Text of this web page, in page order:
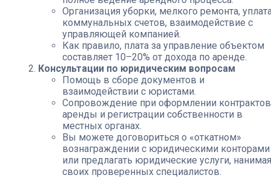
Организация уборки, мелкого ремонта,
коммунальных счетов, взаимодействие с
управляющей компанией.
Как правило, плата за управление объектом
составляет 10–20% от дохода по аренде.
Консультации по юридическим вопросам
Помощь в сборе документов и
взаимодействии с юристами.
Сопровождение при оформлении контрактов
аренды и регистрации собственности в
местных органах.
Вы можете договориться о «откатном»
вознаграждении с юридическими конторами
или предлагать юридические услуги, нанимая
своих проверенных специалистов.